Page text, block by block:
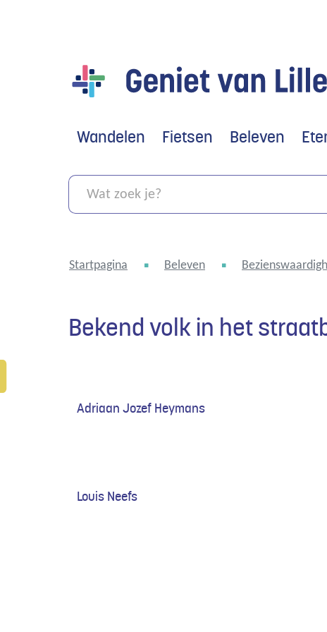
Geniet
van
Wandelen Fietsen Beleven
Wat
zoek
je?
Startpagina Beleven
Bekend volk in het
Adriaan Jozef Heymans
Louis Neefs